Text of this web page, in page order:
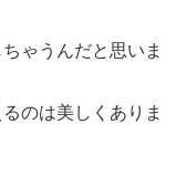
ゃうんだと思いま
のは美しくありま